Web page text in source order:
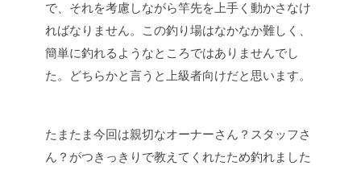
で、それを考慮しながら竿先を上手く動かさなけ
ればなりません。この釣り場はなかなか難しく、
簡単に釣れるようなところではありませんでし
た。どちらかと言うと上級者向けだと思います。
たまたま今回は親切なオーナーさん？スタッフさ
ん？がつきっきりで教えてくれたため釣れました